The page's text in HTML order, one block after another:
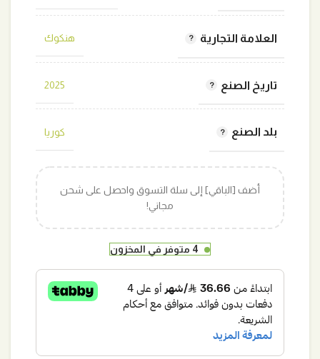
العلامة التجارية هنكوك
تاريخ الصنع 2025
بلد الصنع كوريا
أضف [الباقي] إلى سلة التسوق واحصل على شحن
مجاني!
4 متوفر في المخزون